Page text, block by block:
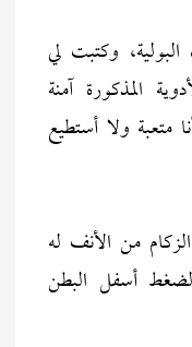
وكتبت لي
المذكورة آمنة
متعبة ولا أستطيع
من الأنف له
أسفل البطن